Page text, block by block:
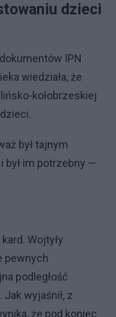
dzieci
IPN
wiedziała, że
kołobrzeskiej
był tajnym
był im potrzebny —
Wojtyły
pewnych
podległość
wyjaśnił, z
że pod koniec